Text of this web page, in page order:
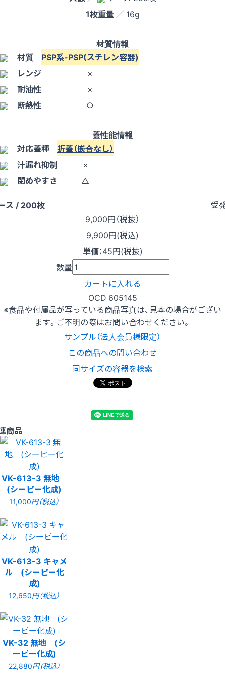
1枚重量／ 16g
材質情報
材質 PSP系-PSP(スチレン容器)
レンジ
×
耐油性
×
断熱性
○
蓋性能情報
対応蓋種 折蓋（嵌合なし）
汁漏れ抑制
×
閉めやすさ
△
ス / 200枚
受
9,000円（税抜）
9,900円(税込)
単価：45円(税抜)
数量
カートに入れる
OCD 605145
※食品や付属品が写っている商品写真は、見本の場合がござい
ます。ご不明の際はお問い合わせください。
サンプル（法人会員様限定）
この商品への問い合わせ
同サイズの容器を検索
商品
VK-613-3 無地
(シーピー化成)
11,000円（税込）
VK-613-3 キャメ
ル (シーピー化
成)
12,650円（税込）
VK-32 無地 (シ
ーピー化成)
22,880円（税込）